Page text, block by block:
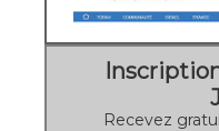
Recevez